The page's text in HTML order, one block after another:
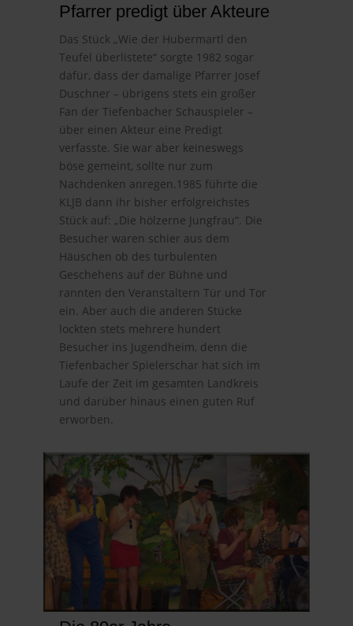
Pfarrer predigt über Akteure
Das Stück „Wie der Hubermartl den
Teufel überlistete“ sorgte 1982 sogar
dafür, dass der damalige Pfarrer Josef
Duschner – übrigens stets ein großer
Fan der Tiefenbacher Schauspieler –
über einen Akteur eine Predigt
verfasste. Sie war aber keineswegs
böse gemeint, sollte nur zum
Nachdenken anregen.1985 führte die
KLJB dann ihr bisher erfolgreichstes
Stück auf: „Die hölzerne Jungfrau“. Die
Besucher waren schier aus dem
Häuschen ob des turbulenten
Geschehens auf der Bühne und
rannten den Veranstaltern Tür und Tor
ein. Aber auch die anderen Stücke
lockten stets mehrere hundert
Besucher ins Jugendheim, denn die
Tiefenbacher Spielerschar hat sich im
Laufe der Zeit im gesamten Landkreis
und darüber hinaus einen guten Ruf
erworben.